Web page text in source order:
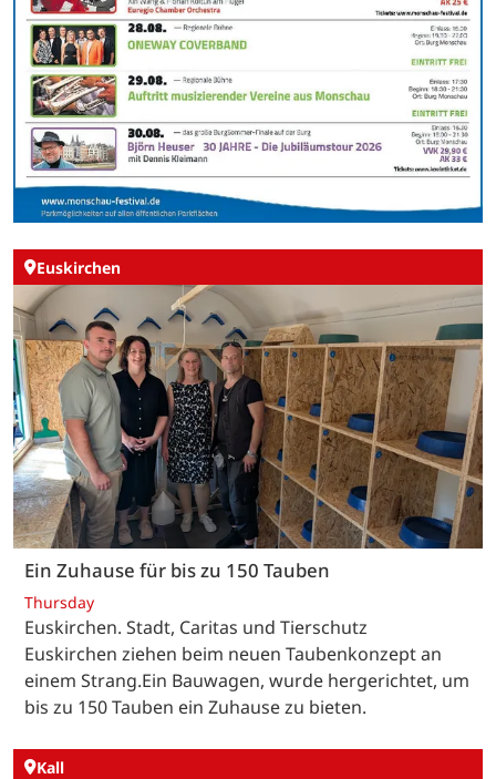
Euskirchen
Ein Zuhause für bis zu 150 Tauben
Thursday
Euskirchen. Stadt, Caritas und Tierschutz
Euskirchen ziehen beim neuen Taubenkonzept an
einem Strang.Ein Bauwagen, wurde hergerichtet, um
bis zu 150 Tauben ein Zuhause zu bieten.
Kall